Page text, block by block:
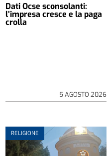
Dati Ocse sconsolanti:
l’impresa cresce e la paga
crolla
5 AGOSTO 2026
RELIGIONE